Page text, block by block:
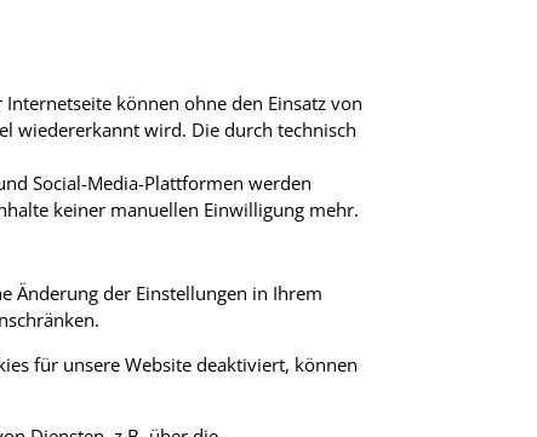
können ohne den Einsatz von
wiedererkannt wird. Die durch technisch
Social-Media-Plattformen werden
keiner manuellen Einwilligung mehr.
Änderung der Einstellungen in Ihrem
für unsere Website deaktiviert, können